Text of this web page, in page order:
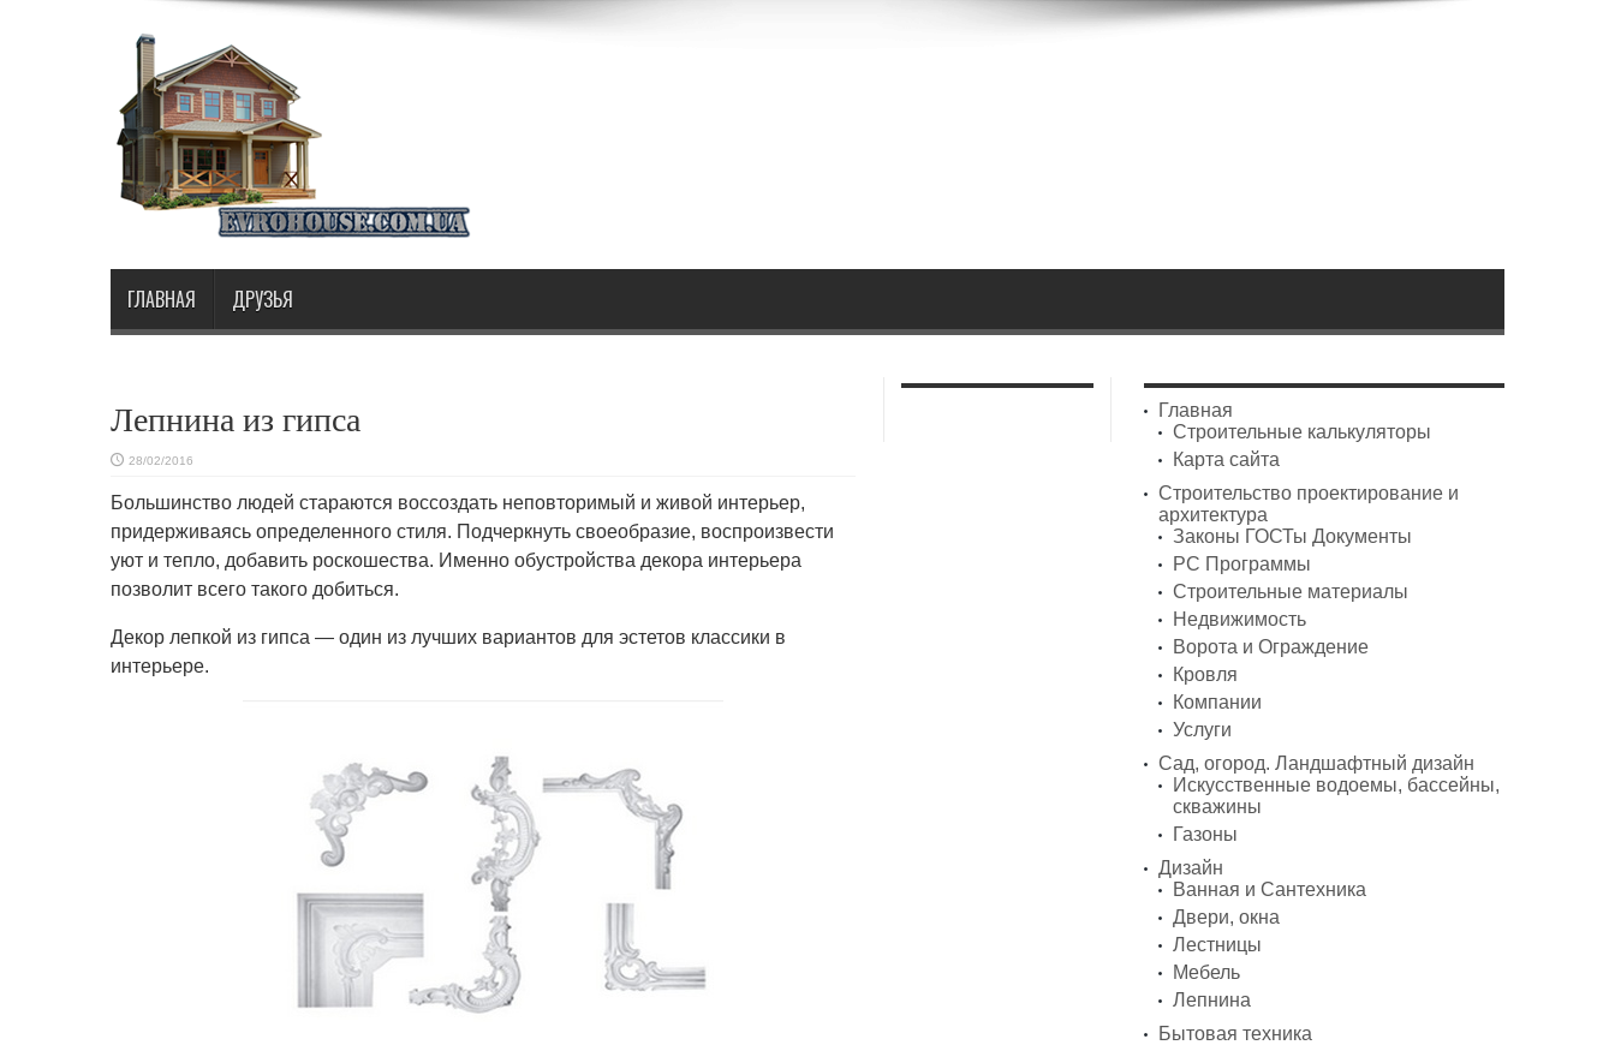
ГЛАВНАЯ ДРУЗЬЯ
Лепнина из гипса
28/02/2016
Большинство людей стараются воссоздать неповторимый и живой интерьер,
придерживаясь определенного стиля. Подчеркнуть своеобразие, воспроизвести
уют и тепло, добавить роскошества. Именно обустройства декора интерьера
позволит всего такого добиться.
Декор лепкой из гипса — один из лучших вариантов для эстетов классики в
интерьере.
Главная
Строительные калькуляторы
Карта сайта
Строительство проектирование и
архитектура
Законы ГОСТы Документы
PC Программы
Строительные материалы
Недвижимость
Ворота и Ограждение
Кровля
Компании
Услуги
Сад, огород. Ландшафтный дизайн
Искусственные водоемы, бассейны,
скважины
Газоны
Дизайн
Ванная и Сантехника
Двери, окна
Лестницы
Мебель
Лепнина
Бытовая техника